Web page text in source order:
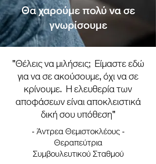
Θα χαρούμε πολύ να σε
γνωρίσουμε
"Θέλεις να μιλήσεις; Είμαστε εδώ
για να σε ακούσουμε, όχι να σε
κρίνουμε. Η ελευθερία των
αποφάσεων είναι αποκλειστικά
δική σου υπόθεση"
- Άντρεα Θεμιστοκλέους -
Θεραπεύτρια
Συμβουλευτικού Σταθμού